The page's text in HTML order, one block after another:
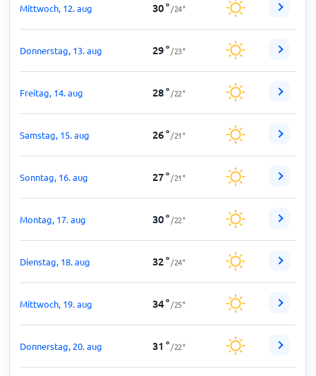
Mittwoch, 12. aug 30° /24°
Donnerstag, 13. aug 29° /23°
Freitag, 14. aug 28° /22°
Samstag, 15. aug 26° /21°
Sonntag, 16. aug 27° /21°
Montag, 17. aug 30° /22°
Dienstag, 18. aug 32° /24°
Mittwoch, 19. aug 34° /25°
Donnerstag, 20. aug 31 ° /22°